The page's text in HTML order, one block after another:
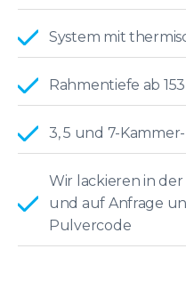
System mit
Rahmentiefe ab
3, 5 und 7-
Wir lackieren in
und auf Anfrage
Pulvercode